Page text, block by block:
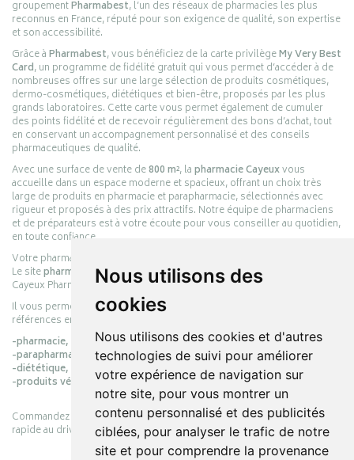
Nous utilisons des
cookies
Nous utilisons des cookies et d'autres
technologies de suivi pour améliorer
votre expérience de navigation sur
notre site, pour vous montrer un
contenu personnalisé et des publicités
ciblées, pour analyser le trafic de notre
site et pour comprendre la provenance
groupementPharmabest, l’un des réseaux de pharmacies les plus
reconnus en France, réputé pour son exigence de qualité, son expertise
et son accessibilité.
Grâce àPharmabest, vous bénéficiez de la carte privilègeMy Very Best
Card, un programme de fidélité gratuit qui vous permet d’accéder à de
nombreuses offres sur une large sélection de produits cosmétiques,
dermo-cosmétiques, diététiques et bien-être, proposés par les plus
grands laboratoires. Cette carte vous permet également de cumuler
des points fidélité et de recevoir régulièrement des bons d’achat, tout
en conservant un accompagnement personnalisé et des conseils
pharmaceutiques de qualité.
Avec une surface de vente de800 m², lapharmacie Cayeuxvous
accueille dans un espace moderne et spacieux, offrant un choix très
large de produits en pharmacie et parapharmacie, sélectionnés avec
rigueur et proposés à des prix attractifs. Notre équipe de pharmaciens
et de préparateurs est à votre écoute pour vous conseiller au quotidien,
en toute confiance.
Votre pharmacie en ligne :
Le sitepharmacie-cayeux.frest le prolongement digital de la pharmacie
Cayeux Pharmabest Berck-sur-Mer – Rang-du-Fliers.
Il vous permet de réaliser vos achats en ligne parmi des milliers de
références en :
-pharmacie,
-parapharmacie,
-diététique,
-produits vétérinaires.
Commandez simplement vos produits en ligne et choisissez le retrait
rapide au drive ou la livraison à domicile, en toute simplicité.